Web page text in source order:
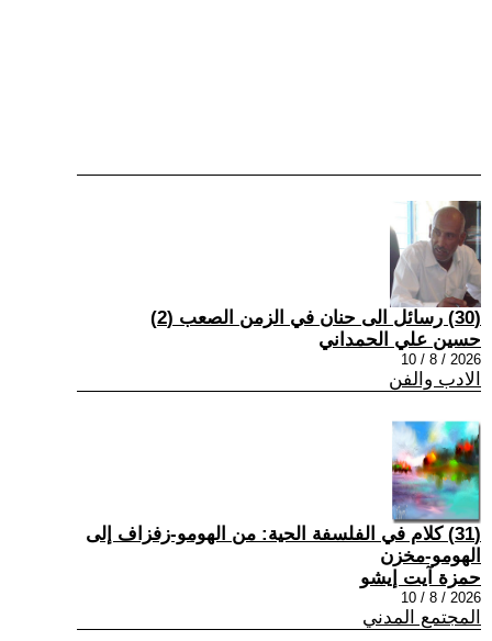
(30) رسائل الى حنان في الزمن الصعب (2)
حسين علي الحمداني
2026 / 8 / 10
الادب والفن
(31) كلام في الفلسفة الحية: من الهومو-زفزاف إلى
الهومو-مخزن
حمزة آيت إيشو
2026 / 8 / 10
المجتمع المدني